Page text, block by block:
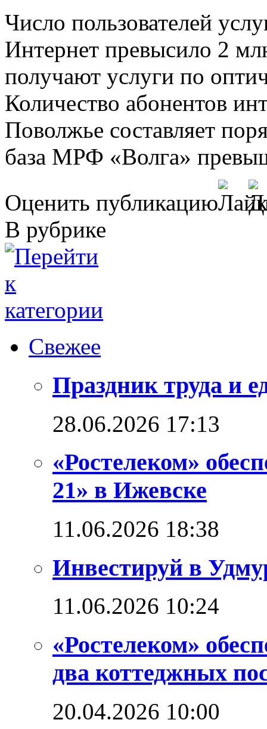
Число пользователей
Интернет превысило 2
получают услуги по
Количество абонентов
Поволжье составляет
база МРФ «Волга»
Оценить публикацию
В рубрике
Свежее
Праздник труда и
28.06.2026 17:13
«Ростелеком»
21» в Ижевске
11.06.2026 18:38
Инвестируй в
11.06.2026 10:24
«Ростелеком»
два коттеджных
20.04.2026 10:00